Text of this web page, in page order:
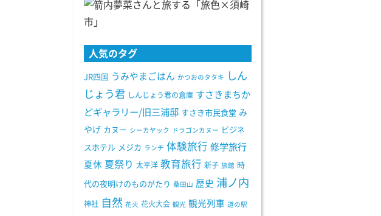
人気のタグ
JR四国 うみやまごはん かつおのタタキ
しん
じょう君 しんじょう君の倉庫 すさきまちか
どギャラリー/旧三浦邸 すさき市民食堂 み
やげ カヌー シーカヤック ドラゴンカヌー ビジネ
スホテル メジカ ランチ 体験旅行 修学旅行
夏休 夏祭り 太平洋 教育旅行 新子 旅館 時
代の夜明けのものがたり 桑田山 歴史 浦ノ内
神社 自然 花火 花火大会 観光 観光列車 道の駅